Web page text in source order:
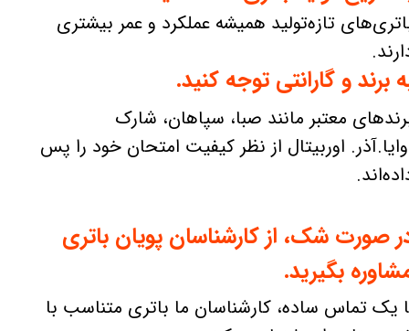
تازه‌تولید همیشه عملکرد و عمر بیشتری
یک تماس ساده، کارشناسان ما باتری متناسب با
معتبر مانند صبا، سپاهان، شارک
اوربیتال از نظر کیفیت امتحان خود را پس
صورت شک، از کارشناسان پویان باتری
بگیرید.
برند و گارانتی توجه کنید.